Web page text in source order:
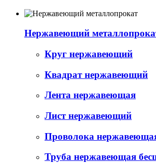
Нержавеющий
Круг нержавеющий
Квадрат нержавеющий
Лента нержавеющая
Лист нержавеющий
Проволока
Труба нержавеющая